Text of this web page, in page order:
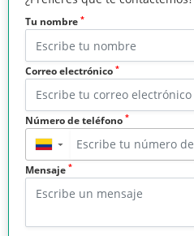
Tu nombre *
Correo electrónico *
Número de teléfono *
▼
Mensaje *